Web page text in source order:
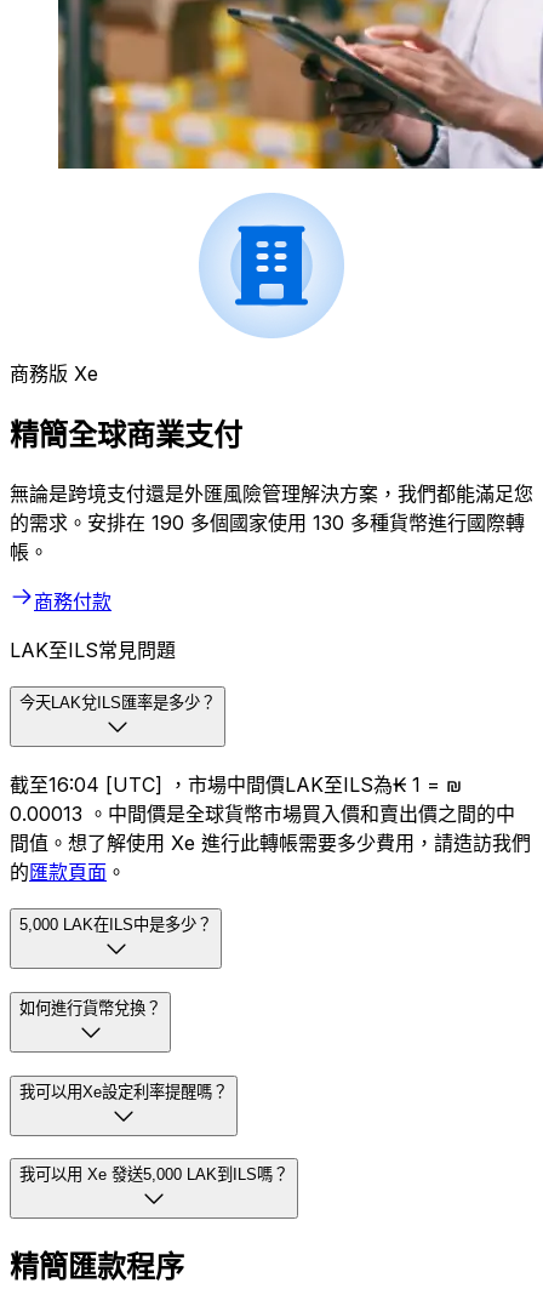
商務版 Xe
精簡全球商業支付
無論是跨境支付還是外匯風險管理解決方案，我們都能滿足您
的需求。安排在 190 多個國家使用 130 多種貨幣進行國際轉
帳。
商務付款
LAK至ILS常見問題
今天LAK兌ILS匯率是多少？
截至16:04 [UTC] ，市場中間價LAK至ILS為₭ 1 = ₪
0.00013 。中間價是全球貨幣市場買入價和賣出價之間的中
間值。想了解使用 Xe 進行此轉帳需要多少費用，請造訪我們
的匯款頁面 。
5,000 LAK在ILS中是多少？
如何進行貨幣兌換？
我可以用Xe設定利率提醒嗎？
我可以用 Xe 發送5,000 LAK到ILS嗎？
精簡匯款程序